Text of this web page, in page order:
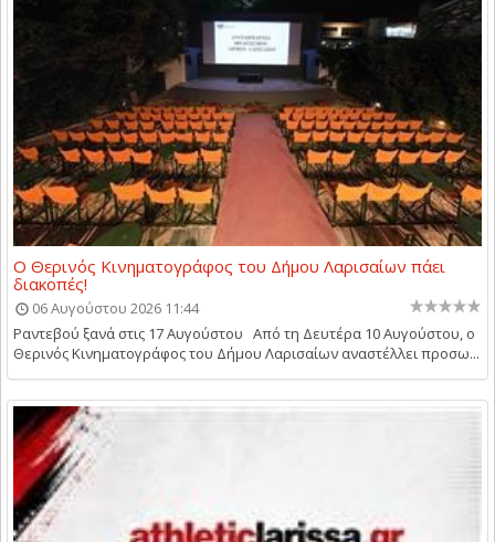
Ο Θερινός Κινηματογράφος του Δήμου Λαρισαίων πάει
διακοπές!
06 Αυγούστου 2026 11:44
Ραντεβού ξανά στις 17 Αυγούστου Από τη Δευτέρα 10 Αυγούστου, ο
Θερινός Κινηματογράφος του Δήμου Λαρισαίων αναστέλλει προσω...